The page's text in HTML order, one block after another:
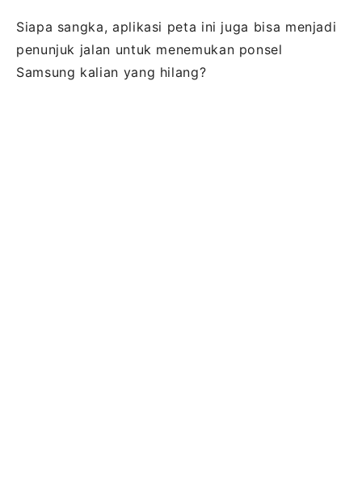
Siapa sangka, aplikasi peta ini juga bisa menjadi
penunjuk jalan untuk menemukan ponsel
Samsung kalian yang hilang?